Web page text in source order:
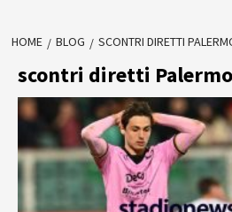
HOME BLOG SCONTRI DIRETTI
scontri diretti Palermo